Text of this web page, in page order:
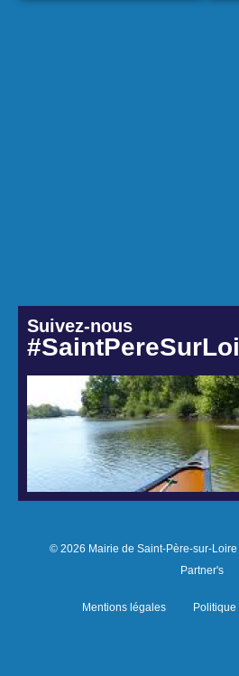
Suivez-nous
© 2026 Mairie de Saint-Père-sur-
Partner's
Mentions légales